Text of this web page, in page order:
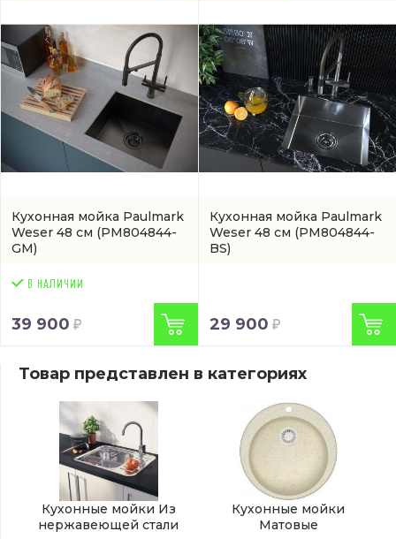
Кухонная мойка Paulmark
Weser 48 см (PM804844-
GM)
39 900
Кухонная мойка Paulmark
Weser 48 см (PM804844-
BS)
29 900
Товар представлен в категориях
Кухонные мойки Из
нержавеющей стали
Кухонные мойки
Матовые